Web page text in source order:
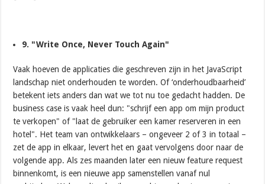
9. "Write Once, Never Touch Again"
Vaak hoeven de applicaties die geschreven zijn in het JavaScript
landschap niet onderhouden te worden. Of ‘onderhoudbaarheid’
betekent iets anders dan wat we tot nu toe gedacht hadden. De
business case is vaak heel dun: "schrijf een app om mijn product
te verkopen" of "laat de gebruiker een kamer reserveren in een
hotel". Het team van ontwikkelaars – ongeveer 2 of 3 in totaal –
zet de app in elkaar, levert het en gaat vervolgens door naar de
volgende app. Als zes maanden later een nieuw feature request
binnenkomt, is een nieuwe app samenstellen vanaf nul